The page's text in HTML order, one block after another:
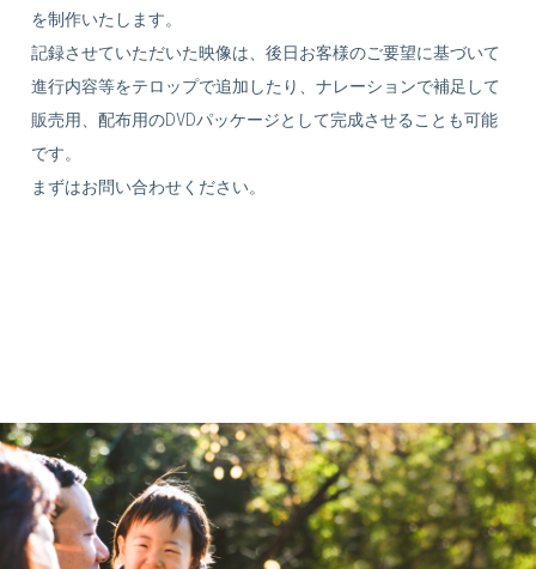
を制作いたします。
記録させていただいた映像は、後日お客様のご要望に基づいて
進行内容等をテロップで追加したり、ナレーションで補足して
販売用、配布用のDVDパッケージとして完成させることも可能
です。
まずはお問い合わせください。